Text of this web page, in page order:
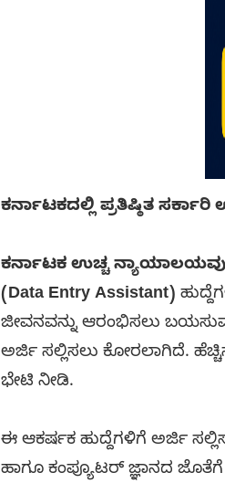
ಕರ್ನಾಟಕದಲ್ಲಿ ಪ್ರತಿಷ್ಠಿತ
ಕರ್ನಾಟಕ ಉಚ್ಚ ನ್ಯಾಯಾಲಯವು
(Data Entry Assistant)
ಜೀವನವನ್ನು ಆರಂಭಿಸಲು
ಅರ್ಜಿ ಸಲ್ಲಿಸಲು ಕೋರಲಾಗಿದೆ.
ಭೇಟಿ ನೀಡಿ.
ಈ ಆಕರ್ಷಕ ಹುದ್ದೆಗಳಿಗೆ ಅರ್ಜಿ
ಹಾಗೂ ಕಂಪ್ಯೂಟರ್ ಜ್ಞಾನದ